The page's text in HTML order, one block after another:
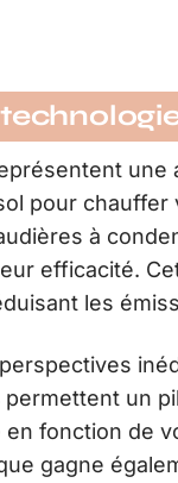
une
pour
à
efficacité.
les
permettent un
fonction de
gagne